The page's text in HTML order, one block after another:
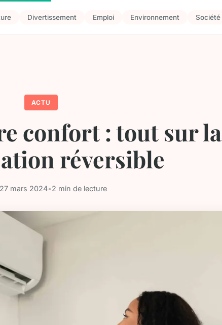
Divertissement Emploi Environnement Société
ACTU
confort : tout sur la
réversible
27 mars 2024•2 min de lecture